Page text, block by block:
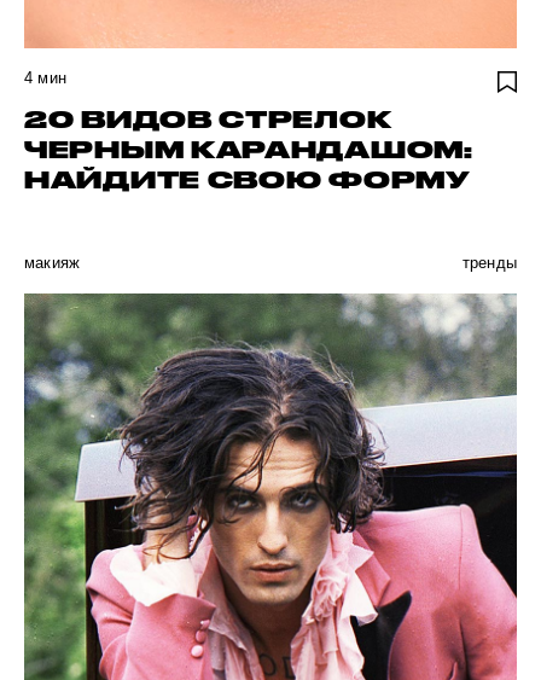
4 мин
20 ВИДОВ СТРЕЛОК
ЧЕРНЫМ КАРАНДАШОМ:
НАЙДИТЕ СВОЮ ФОРМУ
макияж тренды